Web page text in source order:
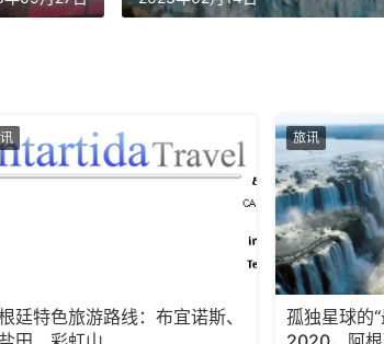
廷特色旅游路线：布宜诺斯、
旅讯
孤独星球的